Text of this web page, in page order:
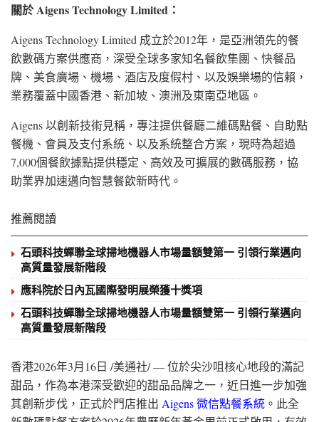
關於Aigens Technology Limited ：
Aigens Technology Limited 成立於2012年，是亞洲領先的餐
飲數碼方案供應商，深受全球多家知名餐飲集團、快餐品
牌、美食廣場、機場、酒店及度假村、以及娛樂場的信賴，
業務覆蓋中國香港、新加坡、澳洲及東南亞地區。
Aigens 以創新技術見稱，專注提供餐廳二維碼點餐、自助點
餐機、會員及支付系統、以及系統整合方案，現時為超過
7,000個餐飲據點提供穩定、高效及可擴展的數碼服務，協
助業界加速邁向智慧餐飲新時代。
推薦閱讀
石頭科技蟬聯全球掃地機器人市場量額雙第一 引領行業邁向
高質量發展新階段
應科院於日內瓦國際發明展榮獲十獎項
石頭科技蟬聯全球掃地機器人市場量額雙第一 引領行業邁向
高質量發展新階段
香港2026年3月16日 /美通社/ — 位於尖沙咀核心地段的滿記
甜品，作為本港深受歡迎的甜品品牌之一，近日進一步加強
其創新步伐，正式於門店推出 Aigens 微信點餐系統 。此全